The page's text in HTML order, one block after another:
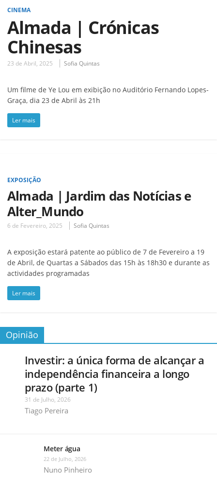
CINEMA
Almada | Crónicas
Chinesas
23 de Abril, 2025 Sofia Quintas
Um filme de Ye Lou em exibição no Auditório Fernando Lopes-
Graça, dia 23 de Abril às 21h
Ler mais
EXPOSIÇÃO
Almada | Jardim das Notícias e
Alter_Mundo
6 de Fevereiro, 2025 Sofia Quintas
A exposição estará patente ao público de 7 de Fevereiro a 19
de Abril, de Quartas a Sábados das 15h às 18h30 e durante as
actividades programadas
Ler mais
Opinião
Investir: a única forma de alcançar a
independência financeira a longo
prazo (parte 1)
31 de Julho, 2026
Tiago Pereira
Meter água
22 de Julho, 2026
Nuno Pinheiro